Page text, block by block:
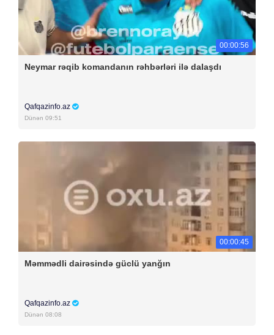
00:00:56
Neymar rəqib komandanın rəhbərləri ilə dalaşdı
Qafqazinfo.az
Dünən 09:51
00:00:45
Məmmədli dairəsində güclü yanğın
Qafqazinfo.az
Dünən 08:08